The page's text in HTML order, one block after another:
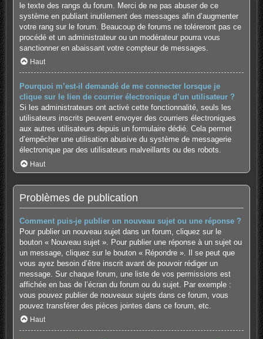
le texte des rangs du forum. Merci de ne pas abuser de ce
système en publiant inutilement des messages afin d’augmenter
votre rang sur le forum. Beaucoup de forums ne toléreront pas ce
procédé et un administrateur ou un modérateur pourra vous
sanctionner en abaissant votre compteur de messages.
Haut
Pourquoi m’est-il demandé de me connecter lorsque je
clique sur le lien de courrier électronique d’un utilisateur ?
Si les administrateurs ont activé cette fonctionnalité, seuls les
utilisateurs inscrits peuvent envoyer des courriers électroniques
aux autres utilisateurs depuis un formulaire dédié. Cela permet
d’empêcher une utilisation abusive du système de messagerie
électronique par des utilisateurs malveillants ou des robots.
Haut
Problèmes de publication
Comment puis-je publier un nouveau sujet ou une réponse ?
Pour publier un nouveau sujet dans un forum, cliquez sur le
bouton « Nouveau sujet ». Pour publier une réponse à un sujet ou
un message, cliquez sur le bouton « Répondre ». Il se peut que
vous ayez besoin d’être inscrit avant de pouvoir rédiger un
message. Sur chaque forum, une liste de vos permissions est
affichée en bas de l’écran du forum ou du sujet. Par exemple :
vous pouvez publier de nouveaux sujets dans ce forum, vous
pouvez transférer des pièces jointes dans ce forum, etc.
Haut